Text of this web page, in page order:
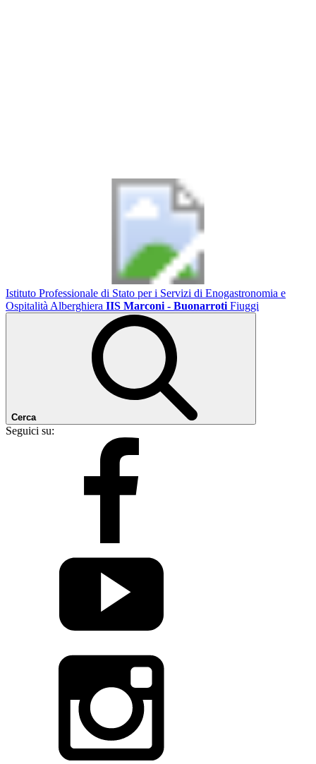
Istituto Professionale di Stato per i Servizi di Enogastronomia e
Ospitalità Alberghiera IIS Marconi - Buonarroti Fiuggi
Cerca
Seguici su: